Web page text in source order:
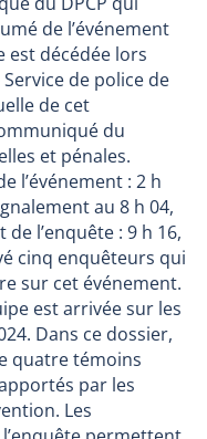
de l’événement
est décédée lors
de police de
de cet
du
et pénales.
l’événement : 2 h
au 8 h 04,
l’enquête : 9 h 16,
cinq enquêteurs qui
sur cet événement.
est arrivée sur les
Dans ce dossier,
quatre témoins
par les
Les